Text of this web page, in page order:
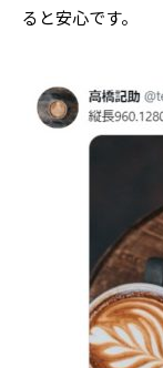
ると安心です。